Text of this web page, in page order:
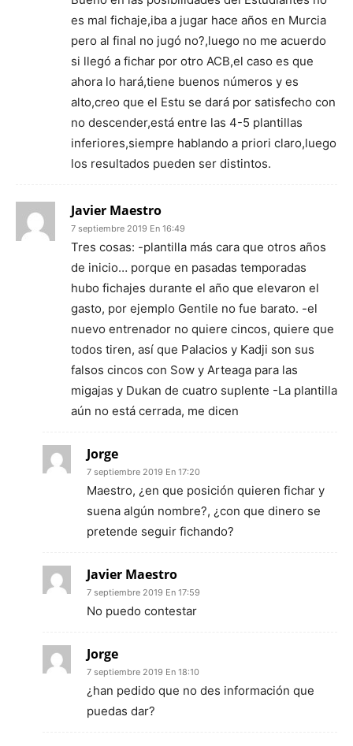
es mal fichaje,iba a jugar hace años en Murcia
pero al final no jugó no?,luego no me acuerdo
si llegó a fichar por otro ACB,el caso es que
ahora lo hará,tiene buenos números y es
alto,creo que el Estu se dará por satisfecho con
no descender,está entre las 4-5 plantillas
inferiores,siempre hablando a priori claro,luego
los resultados pueden ser distintos.
Javier Maestro
7 septiembre 2019 En 16:49
Tres cosas: -plantilla más cara que otros años
de inicio… porque en pasadas temporadas
hubo fichajes durante el año que elevaron el
gasto, por ejemplo Gentile no fue barato. -el
nuevo entrenador no quiere cincos, quiere que
todos tiren, así que Palacios y Kadji son sus
falsos cincos con Sow y Arteaga para las
migajas y Dukan de cuatro suplente -La plantilla
aún no está cerrada, me dicen
Jorge
7 septiembre 2019 En 17:20
Maestro, ¿en que posición quieren fichar y
suena algún nombre?, ¿con que dinero se
pretende seguir fichando?
Javier Maestro
7 septiembre 2019 En 17:59
No puedo contestar
Jorge
7 septiembre 2019 En 18:10
¿han pedido que no des información que
puedas dar?